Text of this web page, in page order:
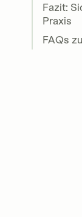
Fazit:
Praxis
FAQs